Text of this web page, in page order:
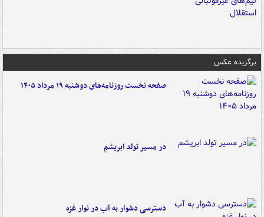
برگزیده عکس
صفحه نخست روزنامه‌های دوشنبه ۱۹ مرداد ۱۴۰۵
در مسیر تولد ابریشم
دسترسی دشوار به آب در نوار غزه